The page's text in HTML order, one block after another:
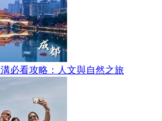
必看攻略：人文與自然之旅